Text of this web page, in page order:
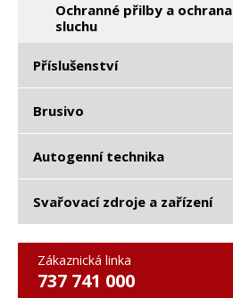
Ochranné přilby a ochrana
sluchu
Příslušenství
Brusivo
Autogenní technika
Svařovací zdroje a zařízení
Zákaznická linka
737 741 000